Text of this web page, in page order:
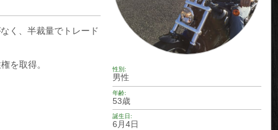
性別
男性
年齢
53歳
誕生日
6月4日
く、半裁量でトレード
を取得。